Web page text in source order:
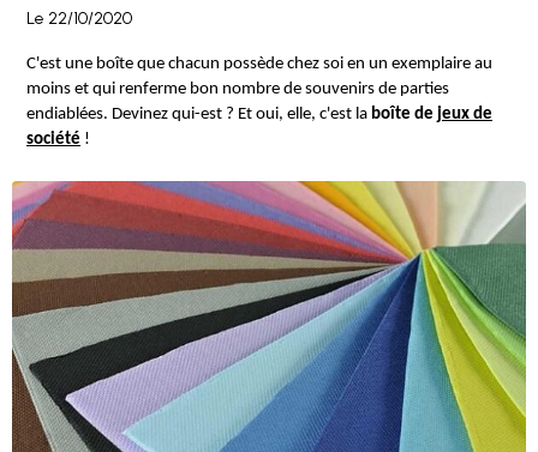
Le 22/10/2020
C'est une boîte que chacun possède chez soi en un exemplaire au
moins et qui renferme bon nombre de souvenirs de parties
endiablées. Devinez qui-est ? Et oui, elle, c'est la boîte de jeux de
société !